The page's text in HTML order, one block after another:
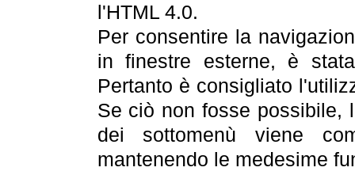
l'HTML 4.0.
Per consentire la
in finestre esterne, è
Pertanto è consigliato
Se ciò non fosse possibile,
dei sottomenù viene
mantenendo le medesime